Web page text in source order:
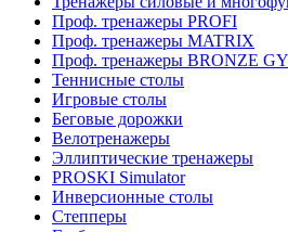
Проф. тренажеры PROFI
Проф. тренажеры MATRIX
Проф. тренажеры BRONZE
Теннисные столы
Игровые столы
Беговые дорожки
Велотренажеры
Эллиптические тренажеры
PROSKI Simulator
Инверсионные столы
Степперы